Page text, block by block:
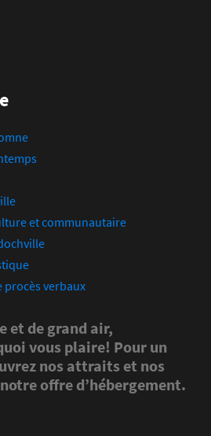
et communautaire
procès verbaux
et de grand air,
vous plaire! Pour un
nos attraits et nos
offre d’hébergement.